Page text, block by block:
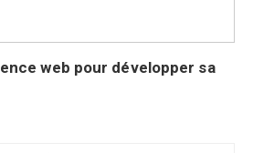
web pour développer sa